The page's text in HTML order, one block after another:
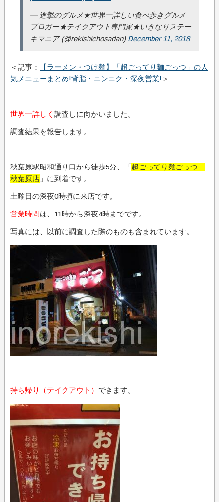
— 進撃のグルメ★世界一詳しい食べ歩きグルメ
ブロガー★テイクアウト専門家★いきなりステー
キマニア (@rekishichosadan) December 11, 2018
＜記事：
【ラーメン・つけ麺】「超ごってり麺ごっつ」の人
気メニューまとめ!背脂・ニンニク・深夜営業! ＞
世界一詳しく 調査しに向かいました。
調査結果を報告します。
秋葉原駅昭和通り口から徒歩5分、「超ごってり麺ごっつ
秋葉原店 」に到着です。
土曜日の深夜0時頃に来店です。
営業時間は、11時から深夜4時までです。
写真には、以前に調査した際のものも含まれています。
持ち帰り（テイクアウト） できます。